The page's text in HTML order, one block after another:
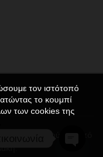
❤️ & Πολλούς ☕ από
τον ιστότοπό
το κουμπί
των cookies της